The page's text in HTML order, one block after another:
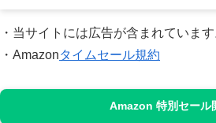
・当サイトには広告が含まれています
・Amazonタイムセール規約
Amazon 特別セール